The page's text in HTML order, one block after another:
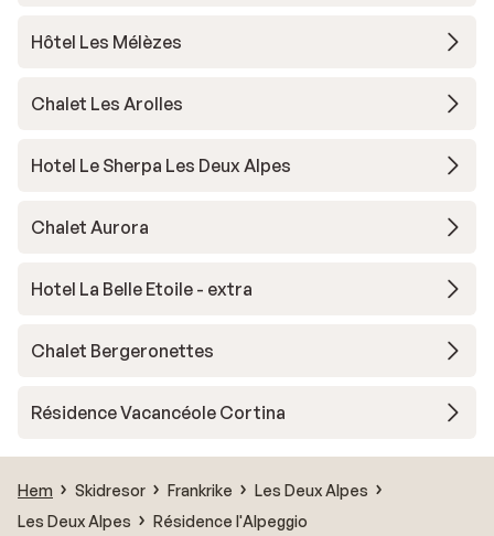
Hôtel Les Mélèzes
Chalet Les Arolles
Hotel Le Sherpa Les Deux Alpes
Chalet Aurora
Hotel La Belle Etoile - extra
Chalet Bergeronettes
Résidence Vacancéole Cortina
Hem Skidresor Frankrike
Les Deux Alpes
Les Deux Alpes
Résidence l'Alpeggio